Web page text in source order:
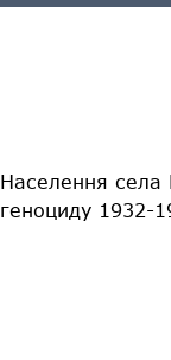
Населення села
геноциду 1932-